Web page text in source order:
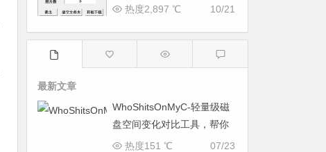
10/21
热度2,897 ℃
最新文章
WhoShitsOnMyC-轻量级磁
盘空间变化对比工具，帮你
找出“吃掉”空间的罪魁祸首
07/23
热度151 ℃